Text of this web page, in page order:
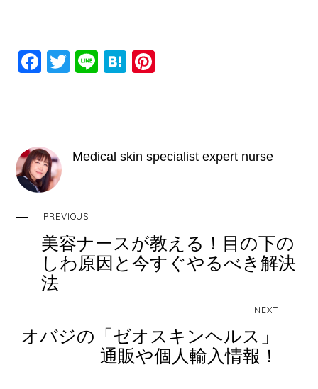
F
b
o
o
k
T
Li
H
a
st
Medical skin specialist expert nurse
PREVIOUS
美容ナースが教える！目の下の
しわ原因と今すぐやるべき解決
法
NEXT
オバジの「ゼオスキンヘルス」
通販や個人輸入情報！